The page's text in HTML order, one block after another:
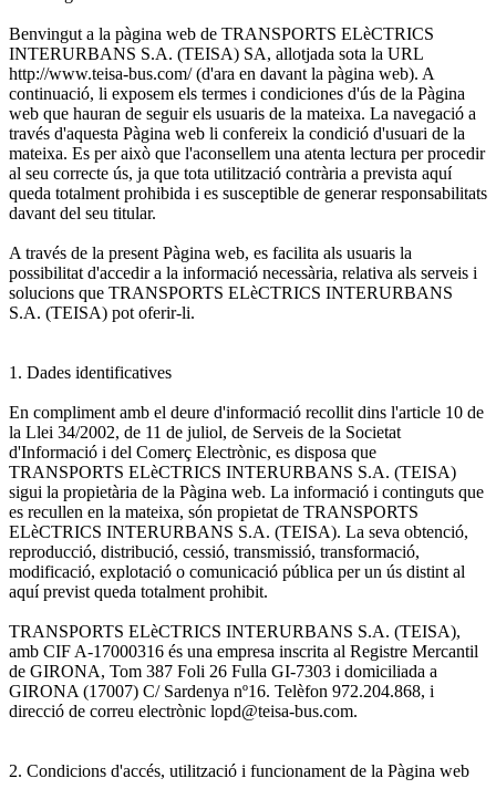
Benvingut a la pàgina web de TRANSPORTS ELèCTRICS
INTERURBANS S.A. (TEISA) SA, allotjada sota la URL
http://www.teisa-bus.com/ (d'ara en davant la pàgina web). A
continuació, li exposem els termes i condiciones d'ús de la Pàgina
web que hauran de seguir els usuaris de la mateixa. La navegació a
través d'aquesta Pàgina web li confereix la condició d'usuari de la
mateixa. Es per això que l'aconsellem una atenta lectura per procedir
al seu correcte ús, ja que tota utilització contrària a prevista aquí
queda totalment prohibida i es susceptible de generar responsabilitats
davant del seu titular.
A través de la present Pàgina web, es facilita als usuaris la
possibilitat d'accedir a la informació necessària, relativa als serveis i
solucions que TRANSPORTS ELèCTRICS INTERURBANS
S.A. (TEISA) pot oferir-li.
1. Dades identificatives
En compliment amb el deure d'informació recollit dins l'article 10 de
la Llei 34/2002, de 11 de juliol, de Serveis de la Societat
d'Informació i del Comerç Electrònic, es disposa que
TRANSPORTS ELèCTRICS INTERURBANS S.A. (TEISA)
sigui la propietària de la Pàgina web. La informació i continguts que
es recullen en la mateixa, són propietat de TRANSPORTS
ELèCTRICS INTERURBANS S.A. (TEISA). La seva obtenció,
reproducció, distribució, cessió, transmissió, transformació,
modificació, explotació o comunicació pública per un ús distint al
aquí previst queda totalment prohibit.
TRANSPORTS ELèCTRICS INTERURBANS S.A. (TEISA),
amb CIF A-17000316 és una empresa inscrita al Registre Mercantil
de GIRONA, Tom 387 Foli 26 Fulla GI-7303 i domiciliada a
GIRONA (17007) C/ Sardenya nº16. Telèfon 972.204.868, i
direcció de correu electrònic lopd@teisa-bus.com.
2. Condicions d'accés, utilització i funcionament de la Pàgina web